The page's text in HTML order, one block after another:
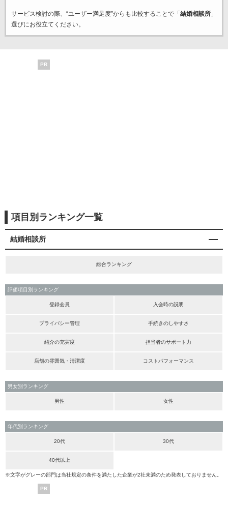
サービス検討の際、“ユーザー満足度”からも比較することで「 結婚相談所」
選びにお役立てください。
PR
項目別ランキング一覧
結婚相談所
総合ランキング
評価項目別ランキング
登録会員 入会時の説明
プライバシー管理 手続きのしやすさ
紹介の充実度 担当者のサポート力
店舗の雰囲気・清潔度 コストパフォーマンス
男女別ランキング
男性 女性
年代別ランキング
20代 30代
40代以上
※文字がグレーの部門は当社規定の条件を満たした企業が2社未満のため発表しておりません。
PR